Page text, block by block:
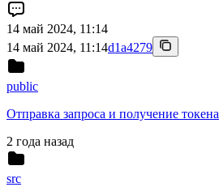
14 май 2024, 11:14
14 май 2024, 11:14d1a4279
public
Отправка запроса и получение токена
2 года назад
src